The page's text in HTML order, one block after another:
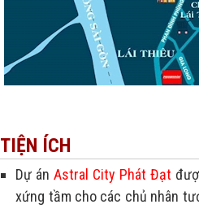
TIỆN ÍCH
Dự án Astral City Phát Đạt
xứng tầm cho các chủ nhân